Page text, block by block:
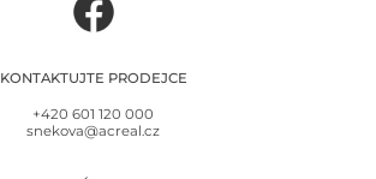
KONTAKTUJTE PRODEJCE
+420 601 120 000
snekova@acreal.cz